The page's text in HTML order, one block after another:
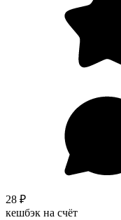
28 ₽
кешбэк на счёт